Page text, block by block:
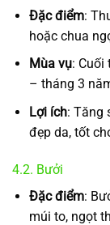
Đặc điểm:
hoặc chua
Mùa vụ: Cuối
– tháng 3
Lợi ích: Tăng
đẹp da, tốt
4.2. Bưởi
Đặc điểm:
múi to, ngọt